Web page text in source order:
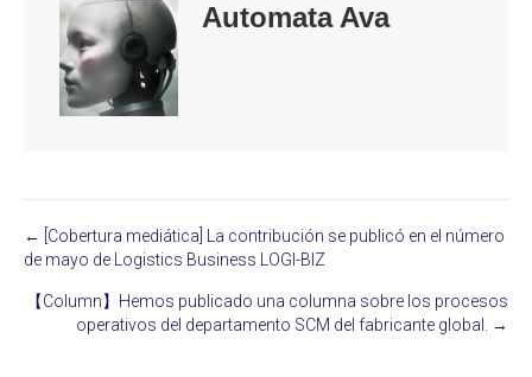
Automata Ava
Posts
navigation
← [Cobertura mediática] La contribución se publicó en el número
de mayo de Logistics Business LOGI-BIZ
【Column】Hemos publicado una columna sobre los procesos
operativos del departamento SCM del fabricante global. →